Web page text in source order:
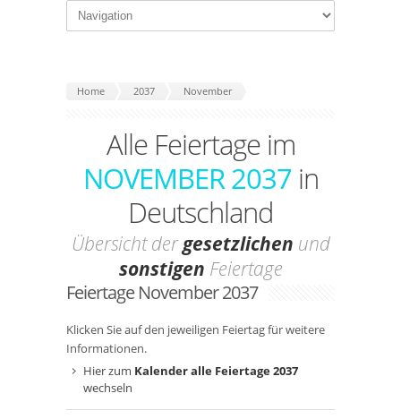
Home 2037 November
Alle Feiertage im
NOVEMBER 2037in
Deutschland
Übersicht dergesetzlichen und
sonstigen Feiertage
Feiertage November 2037
Klicken Sie auf den jeweiligen Feiertag für weitere
Informationen.
Hier zum Kalender alle Feiertage 2037
wechseln